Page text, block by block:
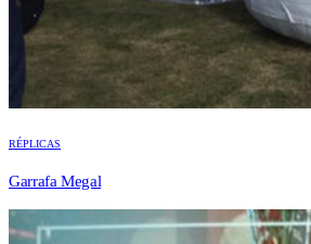
RÉPLICAS
Garrafa Megal